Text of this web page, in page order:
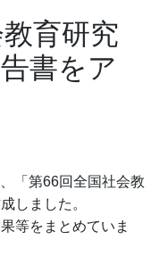
教育研究
書をア
「第66回全国社会教
しました。
等をまとめていま